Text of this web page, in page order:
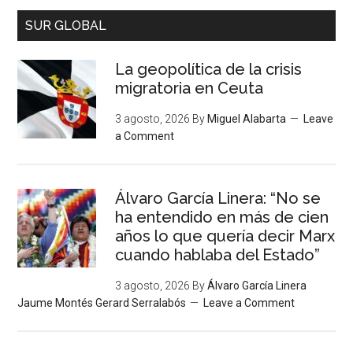
SUR GLOBAL
La geopolítica de la crisis
migratoria en Ceuta
3 agosto, 2026 By Miguel Alabarta
Leave
a Comment
Álvaro García Linera: “No se
ha entendido en más de cien
años lo que quería decir Marx
cuando hablaba del Estado”
3 agosto, 2026 ByÁlvaro García Linera
Jaume Montés Gerard Serralabós
Leave a Comment